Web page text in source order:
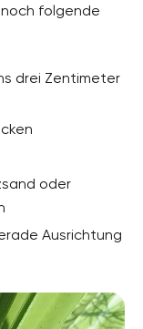
folgende
drei Zentimeter
oder
Ausrichtung